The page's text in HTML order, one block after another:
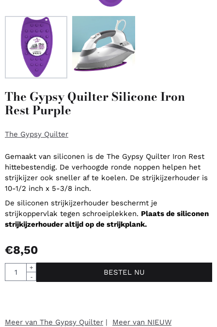
The Gypsy Quilter Silicone Iron
Rest Purple
The Gypsy Quilter
Gemaakt van siliconen is de The Gypsy Quilter Iron Rest
hittebestendig. De verhoogde ronde noppen helpen het
strijkijzer ook sneller af te koelen. De strijkijzerhouder is
10-1/2 inch x 5-3/8 inch.
De siliconen strijkijzerhouder beschermt je
strijkoppervlak tegen schroeiplekken. Plaats de siliconen
strijkijzerhouder altijd op de strijkplank.
€8,50
Aantal
+
-
BESTEL NU
Meer van The Gypsy Quilter | Meer van NIEUW